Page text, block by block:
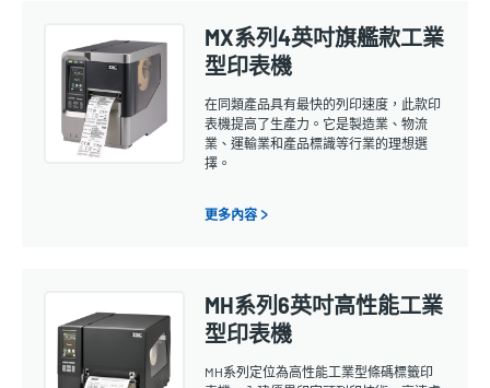
MX系列4英吋旗艦款工業
型印表機
在同類產品具有最快的列印速度，此款印
表機提高了生產力。它是製造業、物流
業、運輸業和產品標識等行業的理想選
擇。
更多內容 >
MH系列6英吋高性能工業
型印表機
MH系列定位為高性能工業型條碼標籤印